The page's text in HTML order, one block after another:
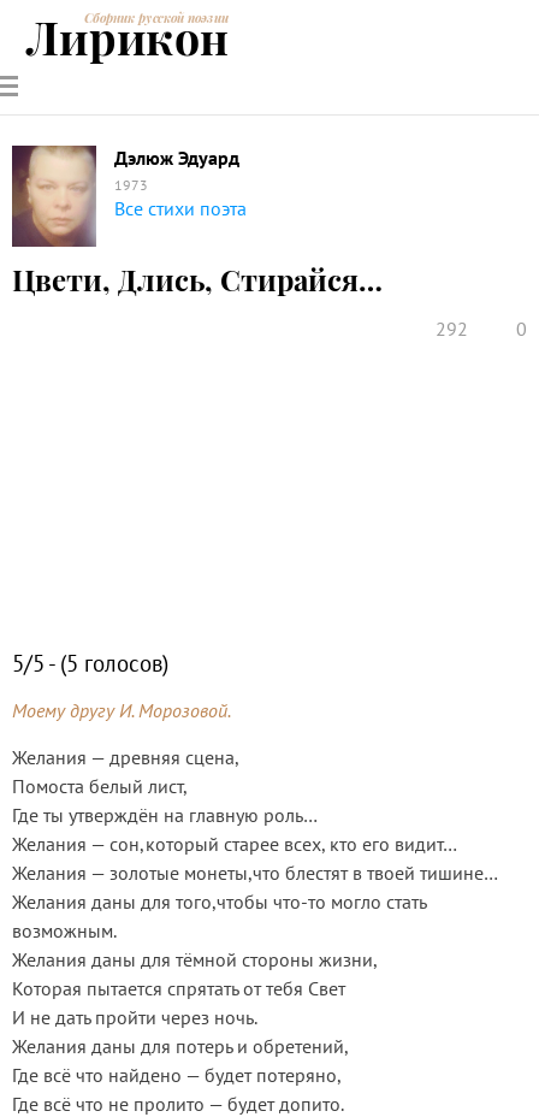
РУССКИЕ
ПОЭТЫ
СОВРЕМЕННИКИЭНЦИКЛОПЕДИЯ
ПОЭЗИИ
Сборник русской поэзии
Лирикон
Дэлюж Эдуард
1973
Все стихи поэта
Цвети, Длись, Стирайся…
292 0
5/5 - (5 голосов)
Моему другу И. Морозовой.
Желания — древняя сцена,
Помоста белый лист,
Где ты утверждён на главную роль…
Желания — сон,который старее всех, кто его видит…
Желания — золотые монеты,что блестят в твоей тишине…
Желания даны для того,чтобы что-то могло стать
возможным.
Желания даны для тёмной стороны жизни,
Которая пытается спрятать от тебя Свет
И не дать пройти через ночь.
Желания даны для потерь и обретений,
Где всё что найдено — будет потеряно,
Где всё что не пролито — будет допито.